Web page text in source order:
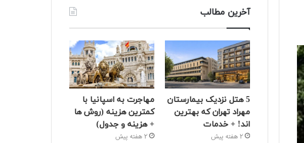
آخرین مطالب
5 هتل نزدیک بیمارستان
مهراد تهران که بهترین‌
اند! + خدمات
2 هفته پیش
مهاجرت به اسپانیا با
کمترین هزینه (روش ها
+ هزینه و جدول)
2 هفته پیش